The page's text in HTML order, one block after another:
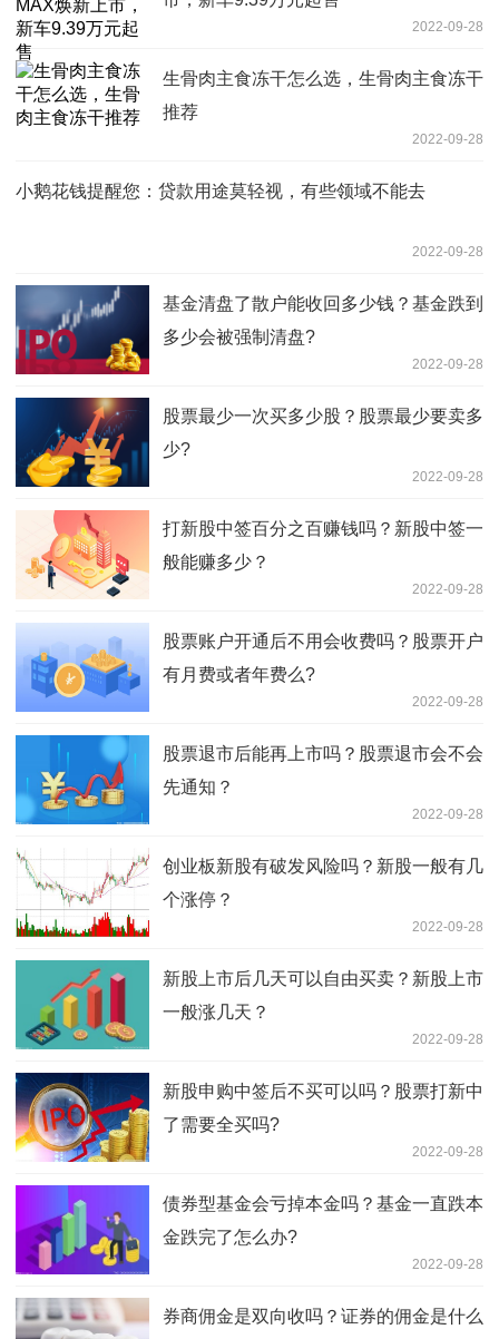
2022-09-28
生骨肉主食冻干怎么选，生骨肉主食冻干
推荐
2022-09-28
小鹅花钱提醒您：贷款用途莫轻视，有些领域不能去
2022-09-28
基金清盘了散户能收回多少钱？基金跌到
多少会被强制清盘?
2022-09-28
股票最少一次买多少股？股票最少要卖多
少?
2022-09-28
打新股中签百分之百赚钱吗？新股中签一
般能赚多少？
2022-09-28
股票账户开通后不用会收费吗？股票开户
有月费或者年费么?
2022-09-28
股票退市后能再上市吗？股票退市会不会
先通知？
2022-09-28
创业板新股有破发风险吗？新股一般有几
个涨停？
2022-09-28
新股上市后几天可以自由买卖？新股上市
一般涨几天？
2022-09-28
新股申购中签后不买可以吗？股票打新中
了需要全买吗?
2022-09-28
债券型基金会亏掉本金吗？基金一直跌本
金跌完了怎么办?
2022-09-28
券商佣金是双向收吗？证券的佣金是什么